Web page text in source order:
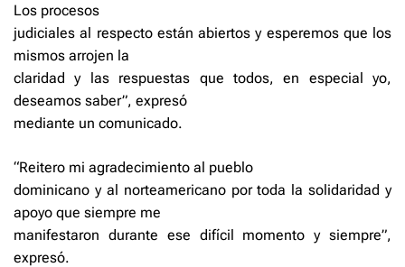
Los procesos
judiciales al respecto están abiertos y esperemos que los
mismos arrojen la
claridad y las respuestas que todos, en especial yo,
deseamos saber”, expresó
mediante un comunicado.
“Reitero mi agradecimiento al pueblo
dominicano y al norteamericano por toda la solidaridad y
apoyo que siempre me
manifestaron durante ese difícil momento y siempre”,
expresó.